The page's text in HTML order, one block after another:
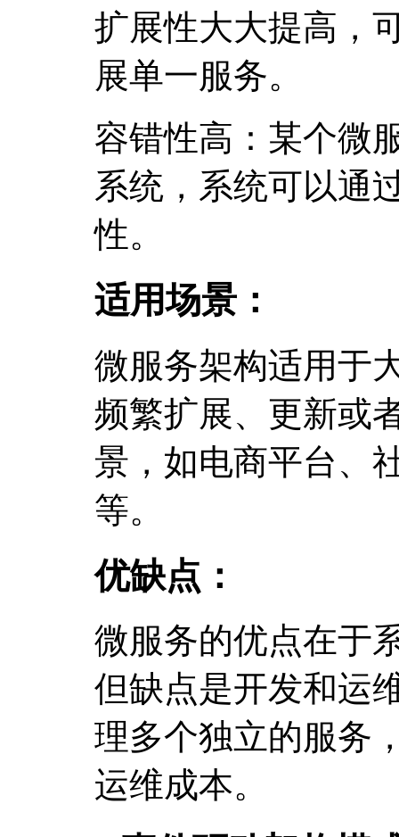
扩展性大大提高，
展单一服务。
容错性高：某个微
系统，系统可以通
性。
适用场景：
微服务架构适用于
频繁扩展、更新或
景，如电商平台、
等。
优缺点：
微服务的优点在于
但缺点是开发和运
理多个独立的服务
运维成本。